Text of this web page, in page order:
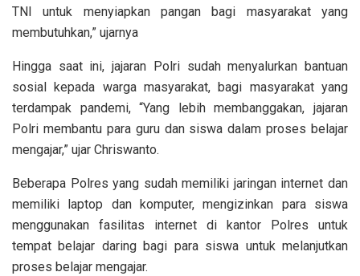
TNI untuk menyiapkan pangan bagi masyarakat yang
membutuhkan,” ujarnya
Hingga saat ini, jajaran Polri sudah menyalurkan bantuan
sosial kepada warga masyarakat, bagi masyarakat yang
terdampak pandemi, “Yang lebih membanggakan, jajaran
Polri membantu para guru dan siswa dalam proses belajar
mengajar,” ujar Chriswanto.
Beberapa Polres yang sudah memiliki jaringan internet dan
memiliki laptop dan komputer, mengizinkan para siswa
menggunakan fasilitas internet di kantor Polres untuk
tempat belajar daring bagi para siswa untuk melanjutkan
proses belajar mengajar.